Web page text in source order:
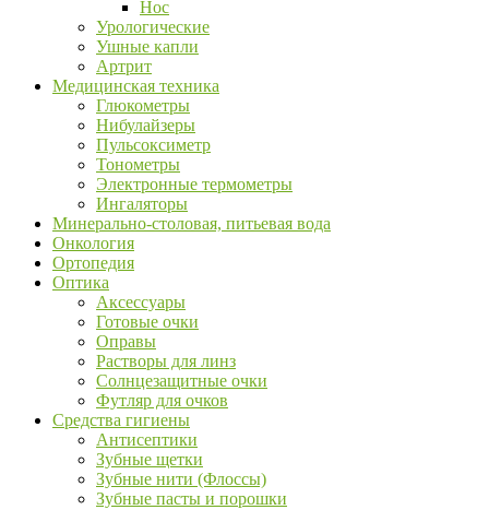
Нос
Урологические
Ушные капли
Артрит
Медицинская техника
Глюкометры
Нибулайзеры
Пульсоксиметр
Тонометры
Электронные термометры
Ингаляторы
Минерально-столовая, питьевая вода
Онкология
Ортопедия
Оптика
Аксессуары
Готовые очки
Оправы
Растворы для линз
Солнцезащитные очки
Футляр для очков
Средства гигиены
Антисептики
Зубные щетки
Зубные нити (Флоссы)
Зубные пасты и порошки